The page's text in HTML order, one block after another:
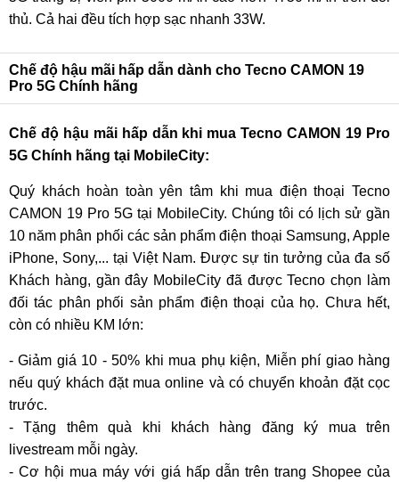
thủ. Cả hai đều tích hợp sạc nhanh 33W.
Chế độ hậu mãi hấp dẫn dành cho Tecno CAMON 19
Pro 5G Chính hãng
Chế độ hậu mãi hấp dẫn khi mua Tecno CAMON 19 Pro
5G Chính hãng tại MobileCity:
Quý khách hoàn toàn yên tâm khi mua điện thoại Tecno
CAMON 19 Pro 5G tại MobileCity. Chúng tôi có lịch sử gần
10 năm phân phối các sản phẩm điện thoại Samsung, Apple
iPhone, Sony,... tại Việt Nam. Được sự tin tưởng của đa số
Khách hàng, gần đây MobileCity đã được Tecno chọn làm
đối tác phân phối sản phẩm điện thoại của họ. Chưa hết,
còn có nhiều KM lớn:
- Giảm giá 10 - 50% khi mua phụ kiện, Miễn phí giao hàng
nếu quý khách đặt mua online và có chuyển khoản đặt cọc
trước.
- Tặng thêm quà khi khách hàng đăng ký mua trên
livestream mỗi ngày.
- Cơ hội mua máy với giá hấp dẫn trên trang Shopee của